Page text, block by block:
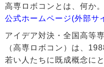
高専ロボコンとは、何か。
公式ホームページ(外部サ
アイデア対決・全国高等
（高専ロボコン）は、
若い人たちに既成概念に